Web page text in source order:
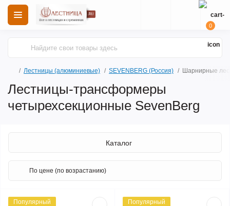
0
Лестницы (алюминиевые) SEVENBERG (Россия) Шарнирные
Лестницы-трансформеры
четырехсекционные SevenBerg
Каталог
Популярный Популярный